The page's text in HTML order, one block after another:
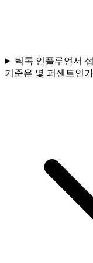
틱톡 인플루언서
기준은 몇 퍼센트인